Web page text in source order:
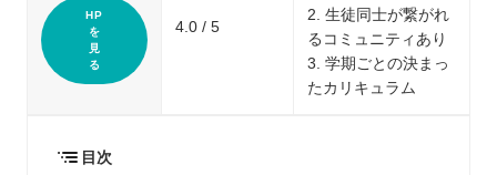
HP
を
見
る
4.0 / 5
2. 生徒同士が繋がれ
るコミュニティあり
3. 学期ごとの決まっ
たカリキュラム
目次